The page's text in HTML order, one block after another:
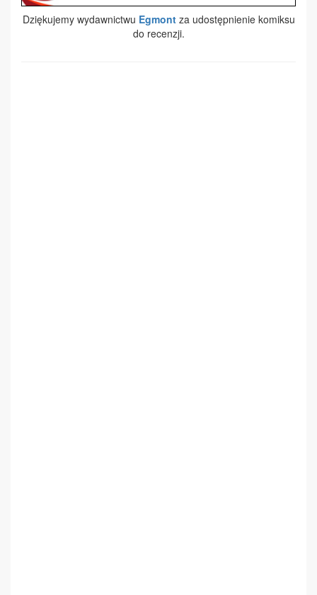
Dziękujemy wydawnictwu Egmontza udostępnienie komiksu
do recenzji.